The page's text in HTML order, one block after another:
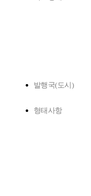
발행국(도시)
형태사항